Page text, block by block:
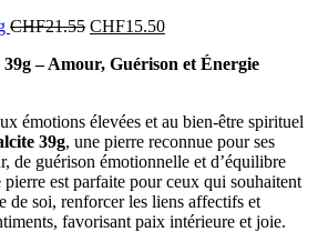
CHF21.55 CHF15.50
– Amour, Guérison et Énergie
émotions élevées et au bien-être spirituel
39g, une pierre reconnue pour ses
de guérison émotionnelle et d’équilibre
pierre est parfaite pour ceux qui souhaitent
de soi, renforcer les liens affectifs et
favorisant paix intérieure et joie.